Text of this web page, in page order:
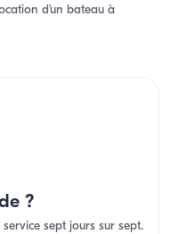
d’un bateau à
?
sept jours sur sept.